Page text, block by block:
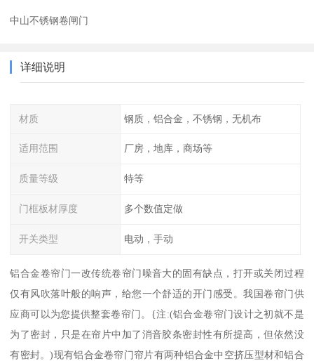
中山不锈钢卷闸门
详细说明
材质 钢质，铝合金，不锈钢，无机布
适用范围 厂房，地库，商场等
质量等级 特等
门框板材厚度 多个数值定做
开关类型 电动，手动
铝合金卷帘门一改传统卷帘门噪音大的固有缺点，打开或关闭过程
仅有风吹落叶般的响声，给您一个舒适的开门感受。我国卷帘门供
应商可以为您提供整套卷帘门。{注:(铝合金卷帘门设计之初就不是
为了密封，只是在帘片中加了消音胶条密封性有所提高，但依然没
有密封。)现有铝合金卷帘门帘片有两种铝合金中空挤压型材和铝合